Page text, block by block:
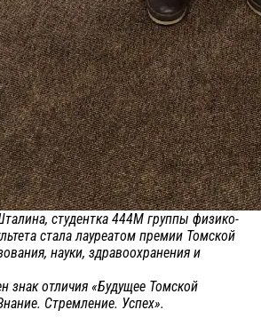
студентка 444М группы физико-
стала лауреатом премии Томской
науки, здравоохранения и
знак отличия «Будущее Томской
Стремление. Успех».